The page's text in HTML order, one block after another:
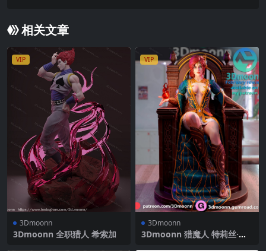
相关文章
VIP
3Dmoonn
3Dmoonn 全职猎人 希索加
VIP
3Dmoonn
3Dmoonn 猎魔人 特莉丝·梅